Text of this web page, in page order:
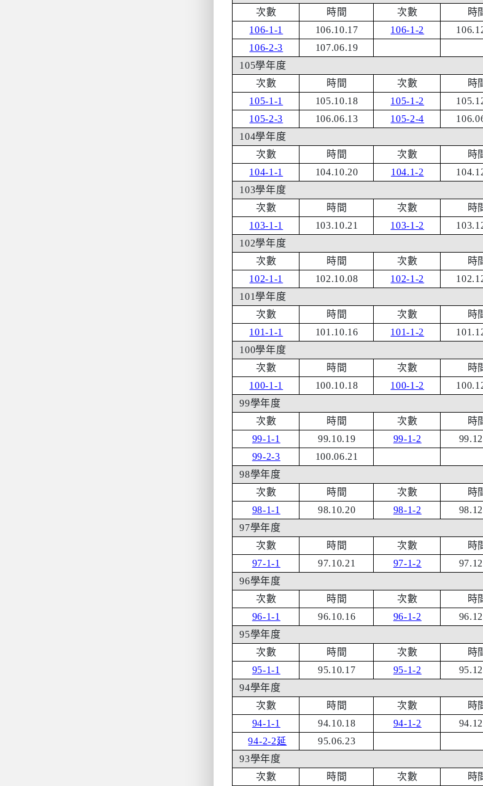
次數
時間 次數 時
106-1-1
106.10.17 106-1-2
106-2-3
107.06.19
105學年度
次數
時間 次數 時
105-1-1
105.10.18 105-1-2
105-2-3
106.06.13 105-2-4
104學年度
次數
時間 次數 時
104-1-1
104.10.20 104.1-2
103學年度
次數
時間 次數 時
103-1-1
103.10.21 103-1-2
102學年度
次數
時間 次數 時
102-1-1
102.10.08 102-1-2
101學年度
次數
時間 次數 時
101-1-1
101.10.16 101-1-2
100學年度
次數
時間 次數 時
100-1-1
100.10.18 100-1-2
99學年度
次數
時間 次數 時
99-1-1
99.10.19 99-1-2
99-2-3
100.06.21
98學年度
次數
時間 次數 時
98-1-1
98.10.20 98-1-2
97學年度
次數
時間 次數 時
97-1-1
97.10.21 97-1-2
96學年度
次數
時間 次數 時
96-1-1
96.10.16 96-1-2
95學年度
次數
時間 次數 時
95-1-1
95.10.17 95-1-2
94學年度
次數
時間 次數 時
94-1-1
94.10.18 94-1-2
94-2-2延
95.06.23
93學年度
次數
時間 次數 時